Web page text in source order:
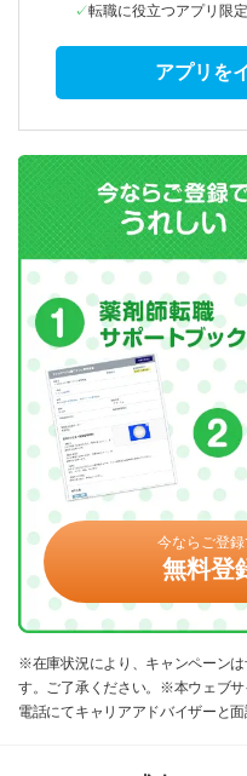
転職に役立つアプリ限
アプリを
今ならご登録
無料登
※在庫状況により、キャンペーン
す。ご了承ください。※本ウェブ
電話にてキャリアアドバイザーと